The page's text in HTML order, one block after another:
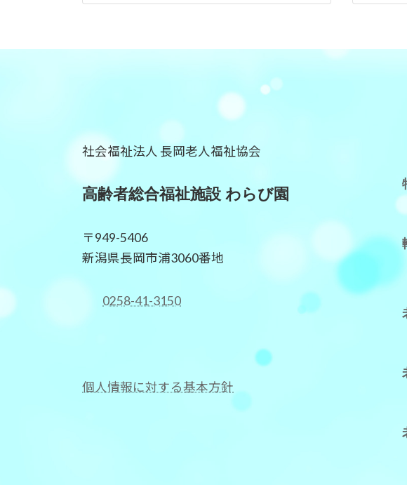
社会福祉法人 長岡老人福祉協会
高齢者総合福祉施設 わらび園
〒949-5406
新潟県長岡市浦3060番地
0258-41-3150
個人情報に対する基本方針